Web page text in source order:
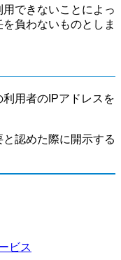
用できないことによっ
負わないものとしま
用者のIPアドレスを
認めた際に開示する
ビス